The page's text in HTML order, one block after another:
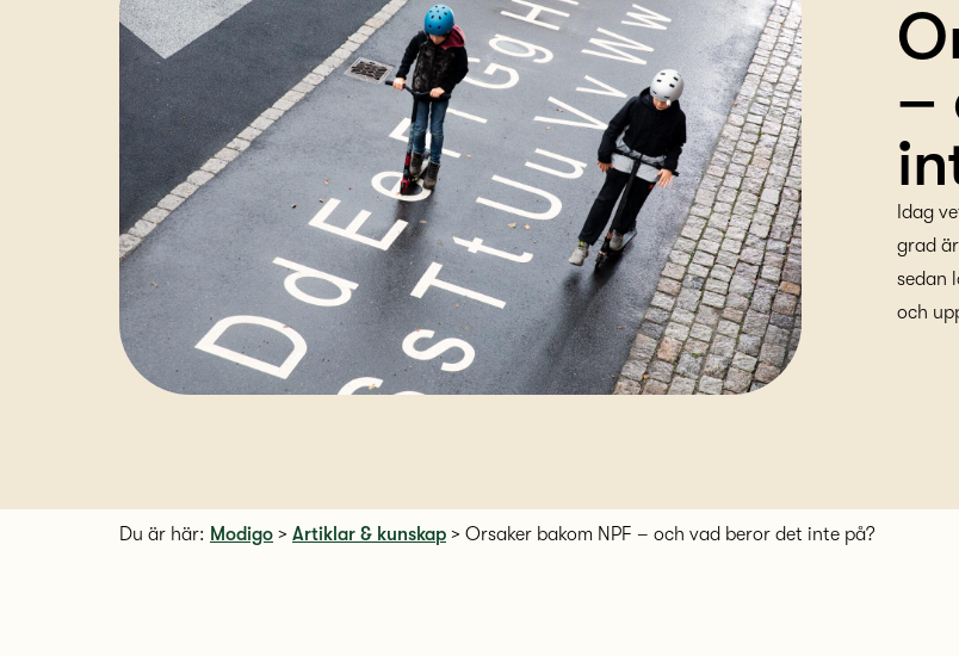
–
Idag
grad
sedan
och
Du är här: Modigo > Artiklar & kunskap > Orsaker bakom NPF – och vad beror det inte på?